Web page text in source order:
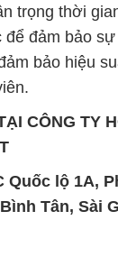
CÔNG TY
Quốc lộ 1A,
Tân, Sài